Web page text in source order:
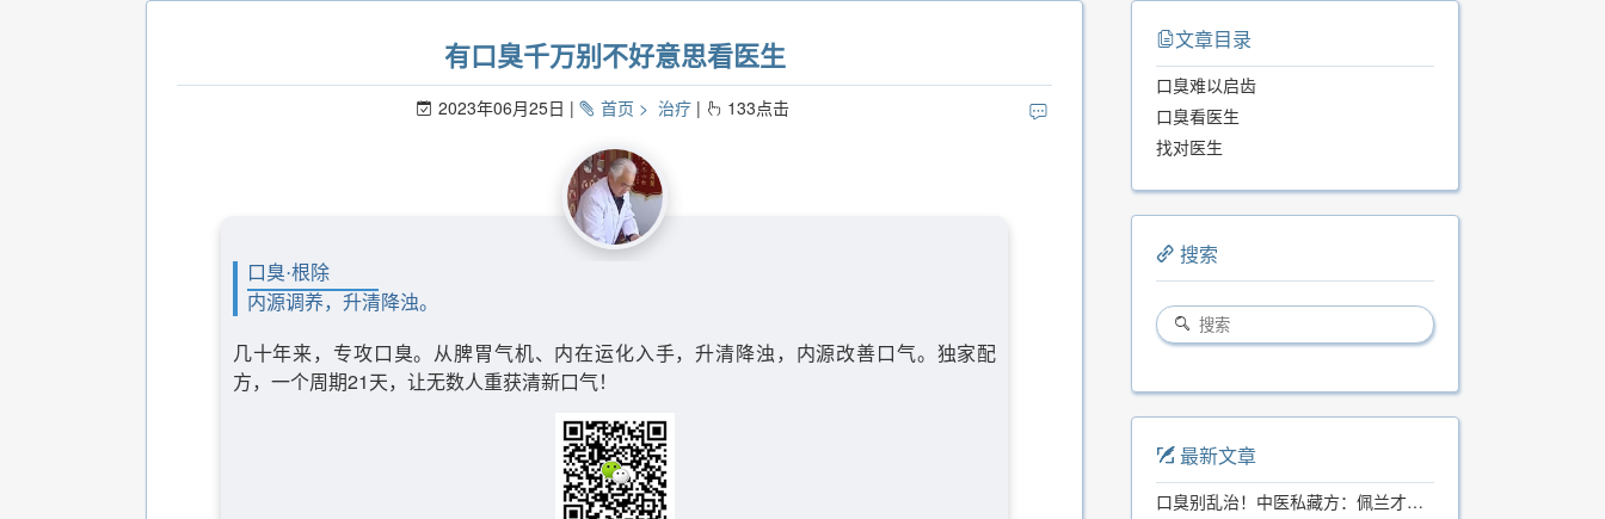
有口臭千万别不好意思看医生
2023年06月25日 首页 治疗 133点击
口臭·根除
内源调养，升清降浊。
几十年来，专攻口臭。从脾胃气机、内在运化入手，升清降浊，内源改善口气。独家配
方，一个周期21天，让无数人重获清新口气！
文章目录
口臭难以启齿
口臭看医生
找对医生
搜索
最新文章
口臭别乱治！中医私藏方：佩兰才是口气克星，喝一周就清爽